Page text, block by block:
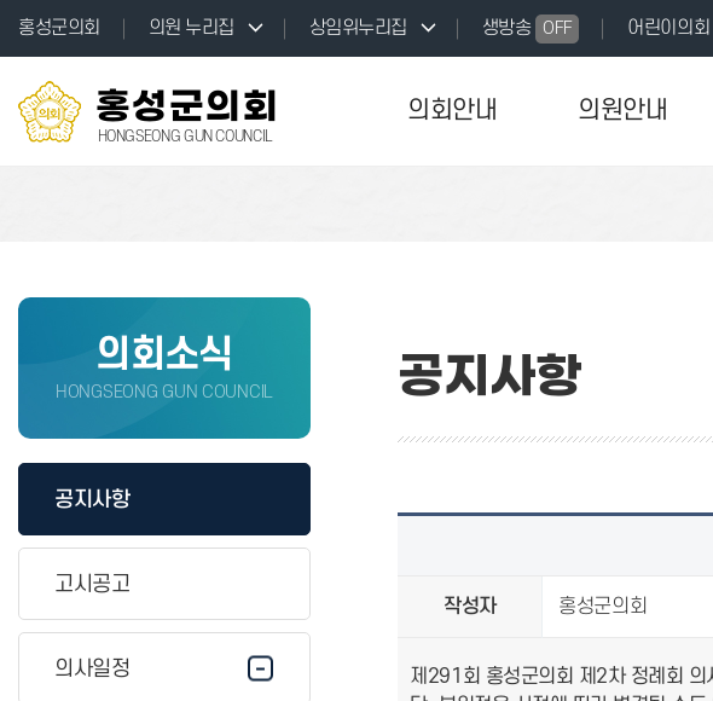
홍성군의회 의원 누리집 상임위누리집 생방송 OFF 어린이의회
홍성군의회
HONGSEONG GUN COUNCIL
의회안내 의원안내
의회소식
HONGSEONG GUN COUNCIL
공지사항
고시공고
의사일정
공지사항
작성자 홍성군의회
제291회 홍성군의회 제2차 정례회